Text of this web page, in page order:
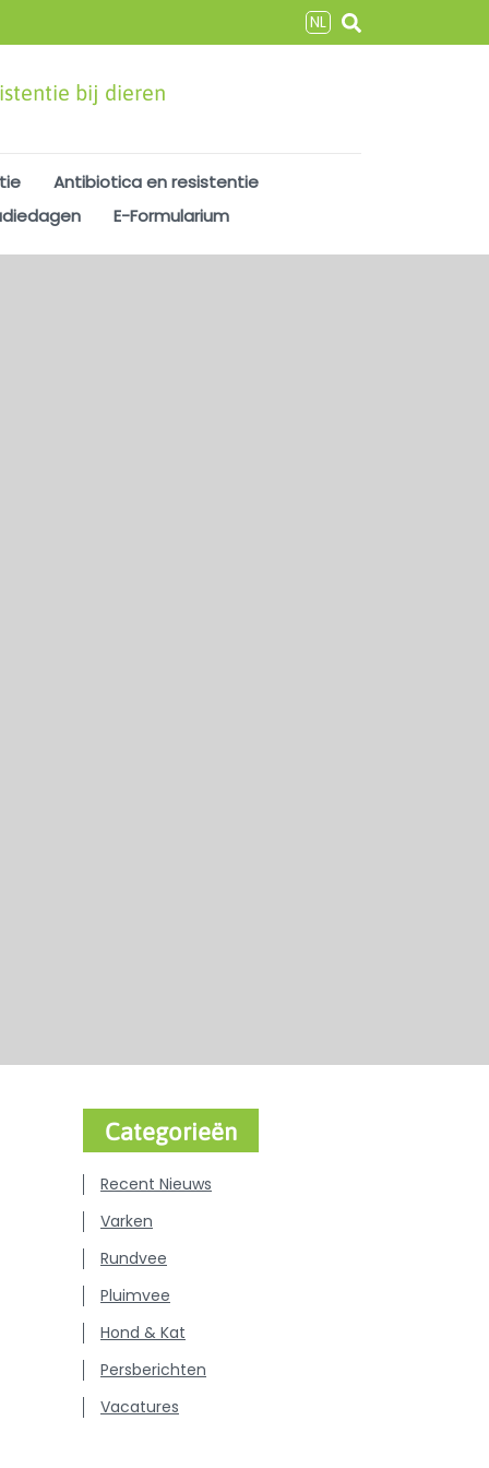
NL
bij dieren
Antibiotica en resistentie
E-Formularium
Categorieën
Recent Nieuws
Varken
Rundvee
Pluimvee
Hond & Kat
Persberichten
Vacatures